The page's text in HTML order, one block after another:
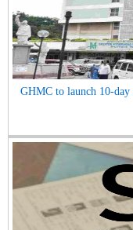
GHMC to launch 10-